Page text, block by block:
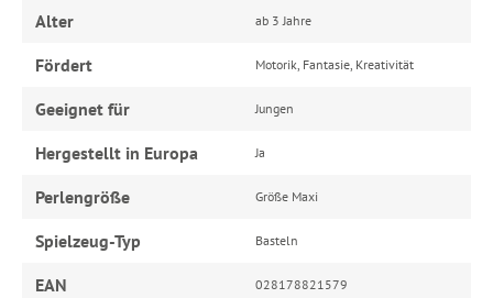
Alter ab 3 Jahre
Fördert Motorik, Fantasie, Kreativität
Geeignet für Jungen
Hergestellt in Europa Ja
Perlengröße Größe Maxi
Spielzeug-Typ Basteln
EAN 028178821579